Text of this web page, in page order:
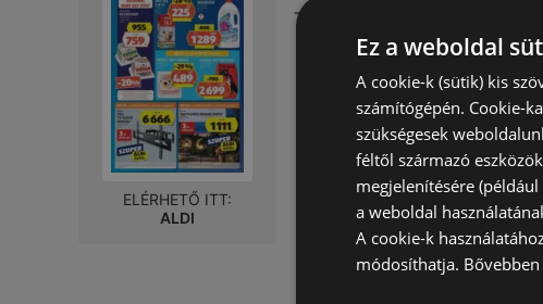
Távolság:
ELÉRHETŐ ITT:
ALDI
Ez a weboldal
A cookie-k (sütik) kis
számítógépén. Cookie-
szükségesek
féltől származó
megjelenítésére
a weboldal
A cookie-k
módosíthatja. Bővebben